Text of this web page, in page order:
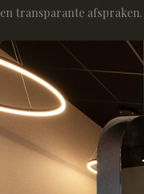
en transparante